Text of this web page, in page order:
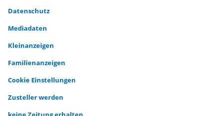
Datenschutz
Mediadaten
Kleinanzeigen
Familienanzeigen
Cookie Einstellungen
Zusteller werden